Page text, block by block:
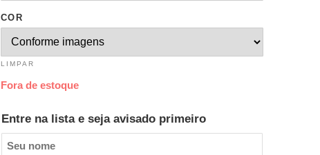
COR
LIMPAR
Fora de estoque
Entre na lista e seja avisado primeiro